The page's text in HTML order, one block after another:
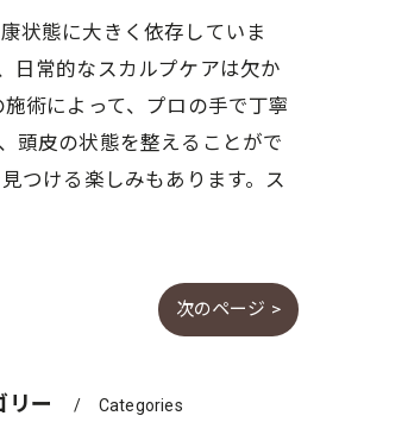
状態に大きく依存していま
日常的なスカルプケアは欠か
術によって、プロの手で丁寧
頭皮の状態を整えることがで
つける楽しみもあります。ス
次のページ >
リー Categories